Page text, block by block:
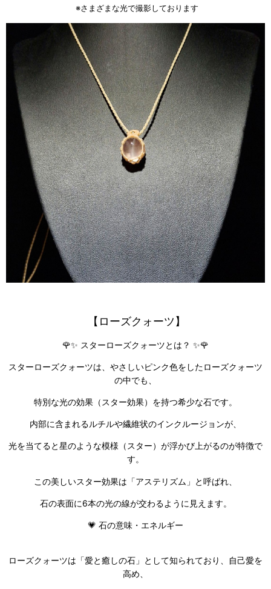
※さまざまな光で撮影しております
【ローズクォーツ】
🌹✨ スターローズクォーツとは？ ✨🌹
スターローズクォーツは、やさしいピンク色をしたローズクォーツ
の中でも、
特別な光の効果（スター効果）を持つ希少な石です。
内部に含まれるルチルや繊維状のインクルージョンが、
光を当てると星のような模様（スター）が浮かび上がるのが特徴で
す。
この美しいスター効果は「アステリズム」と呼ばれ、
石の表面に6本の光の線が交わるように見えます。
💗 石の意味・エネルギー
ローズクォーツは「愛と癒しの石」として知られており、自己愛を
高め、